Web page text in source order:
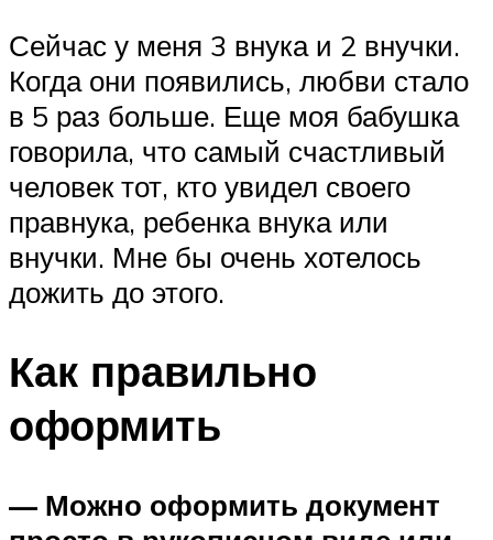
Сейчас у меня 3 внука и 2 внучки.
Когда они появились, любви стало
в 5 раз больше. Еще моя бабушка
говорила, что самый счастливый
человек тот, кто увидел своего
правнука, ребенка внука или
внучки. Мне бы очень хотелось
дожить до этого.
Как правильно
оформить
— Можно оформить документ